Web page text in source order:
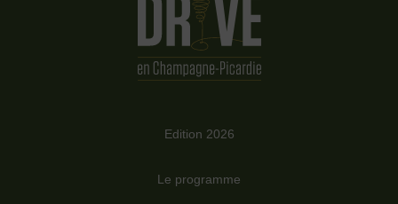
Edition 2026
Le programme